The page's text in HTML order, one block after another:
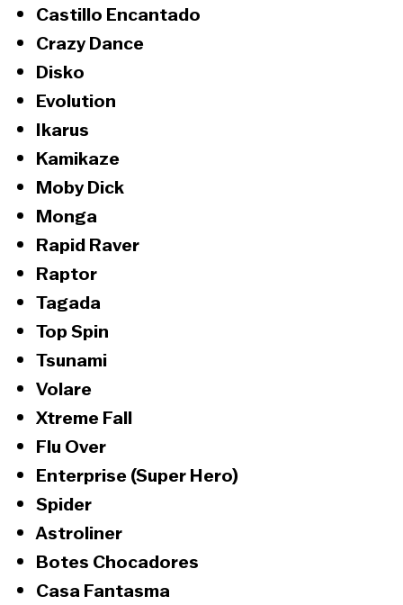
Castillo Encantado
Crazy Dance
Disko
Evolution
Ikarus
Kamikaze
Moby Dick
Monga
Rapid Raver
Raptor
Tagada
Top Spin
Tsunami
Volare
Xtreme Fall
Flu Over
Enterprise (Super Hero)
Spider
Astroliner
Botes Chocadores
Casa Fantasma